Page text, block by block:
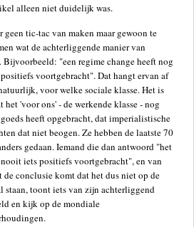
alleen niet duidelijk was.
geen tic-tac van maken maar gewoon te
wat de achterliggende manier van
Bijvoorbeeld: "een regime change heeft nog
voortgebracht". Dat hangt ervan af
voor welke sociale klasse. Het is
het 'voor ons' - de werkende klasse - nog
heeft opgebracht, dat imperialistische
dat niet beogen. Ze hebben de laatste 70
gedaan. Iemand die dan antwoord "het
iets positiefs voortgebracht", en van
de conclusie komt dat het dus niet op de
staan, toont iets van zijn achterliggend
en kijk op de mondiale